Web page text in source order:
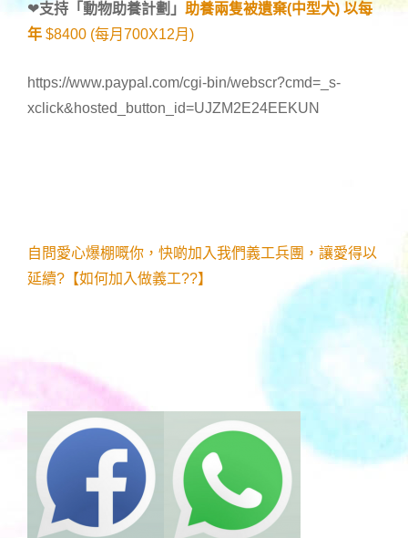
❤支持「動物助養計劃 」 助養兩隻被遺棄(中型犬) 以每
年 $8400 (每月700X12月)
https://www.paypal.com/cgi-bin/webscr?cmd=_s-
xclick&hosted_button_id=UJZM2E24EEKUN
自問愛心爆棚嘅你，快啲加入我們義工兵團，讓愛得以
延續?【如何加入做義工??】